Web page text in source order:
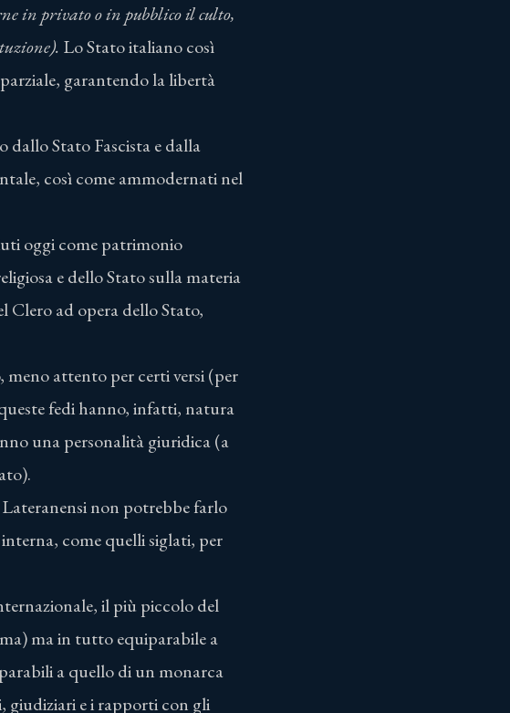
in privato o in pubblico il culto,
Lo Stato italiano così
garantendo la libertà
dallo Stato Fascista e dalla
così come ammodernati nel
oggi come patrimonio
e dello Stato sulla materia
Clero ad opera dello Stato,
attento per certi versi (per
fedi hanno, infatti, natura
una personalità giuridica (a
Lateranensi non potrebbe farlo
come quelli siglati, per
il più piccolo del
ma in tutto equiparabile a
a quello di un monarca
giudiziari e i rapporti con gli